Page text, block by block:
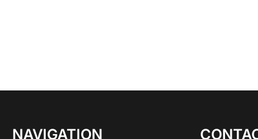
NAVIGATION